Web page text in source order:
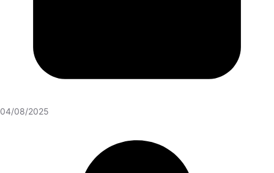
04/08/2025